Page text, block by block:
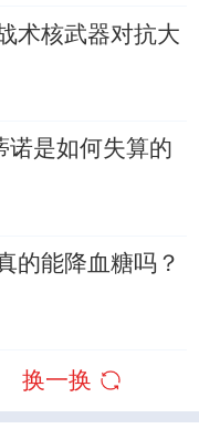
术核武器对抗大
诺是如何失算的
的能降血糖吗？
换一换